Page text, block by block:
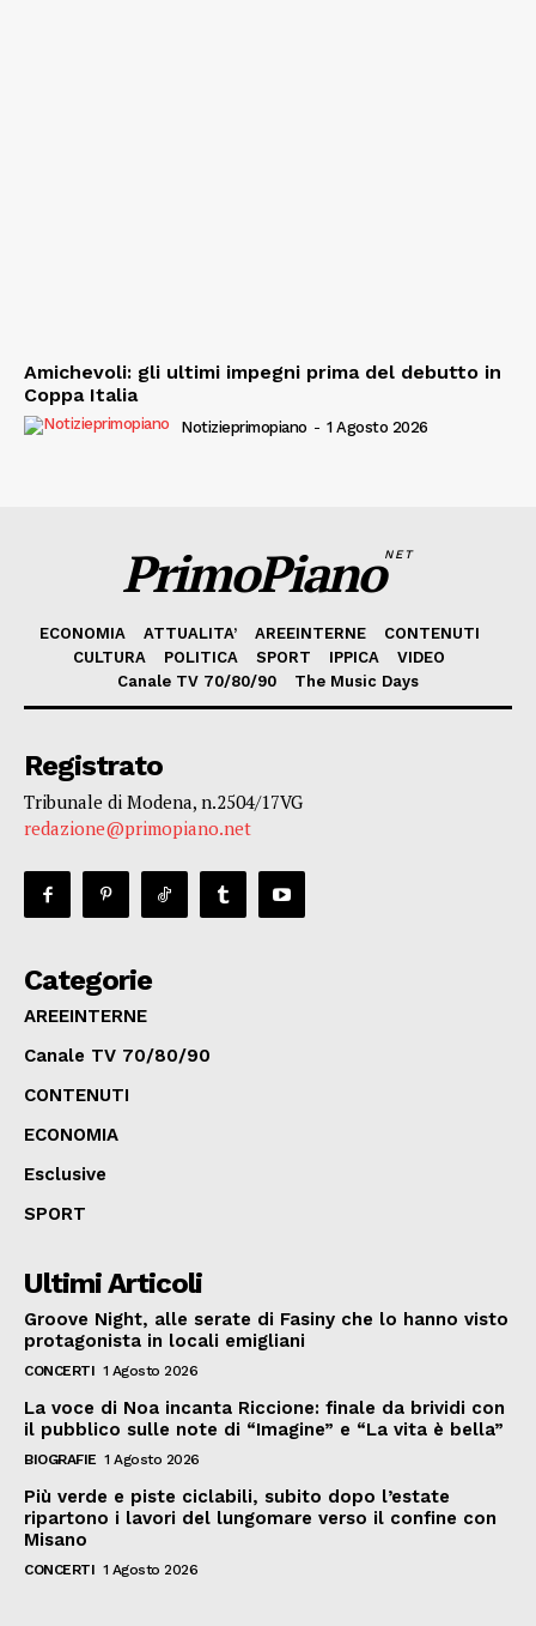
Amichevoli: gli ultimi impegni prima del debutto in
Coppa Italia
Notizieprimopiano - 1 Agosto 2026
PrimoPianoNET
ECONOMIA ATTUALITA’ AREEINTERNE
CONTENUTI
CULTURA
POLITICA SPORT IPPICA
VIDEO
Canale TV 70/80/90
The Music Days
Registrato
Tribunale di Modena, n.2504/17VG
redazione@primopiano.net
Categorie
AREEINTERNE
Canale TV 70/80/90
CONTENUTI
ECONOMIA
Esclusive
SPORT
Ultimi Articoli
Groove Night, alle serate di Fasiny che lo hanno visto
protagonista in locali emigliani
CONCERTI 1 Agosto 2026
La voce di Noa incanta Riccione: finale da brividi con
il pubblico sulle note di “Imagine” e “La vita è bella”
BIOGRAFIE 1 Agosto 2026
Più verde e piste ciclabili, subito dopo l’estate
ripartono i lavori del lungomare verso il confine con
Misano
CONCERTI 1 Agosto 2026